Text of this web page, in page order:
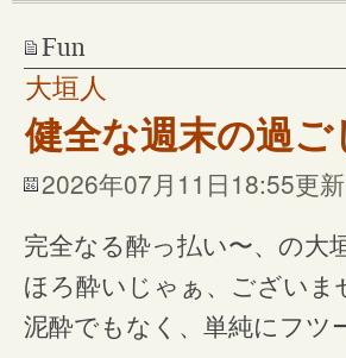
Fun
大垣人
健全な週末の過ご
2026年07月11日18:55更新
完全なる酔っ払い〜、の大
ほろ酔いじゃぁ、ございま
泥酔でもなく、単純にフツ